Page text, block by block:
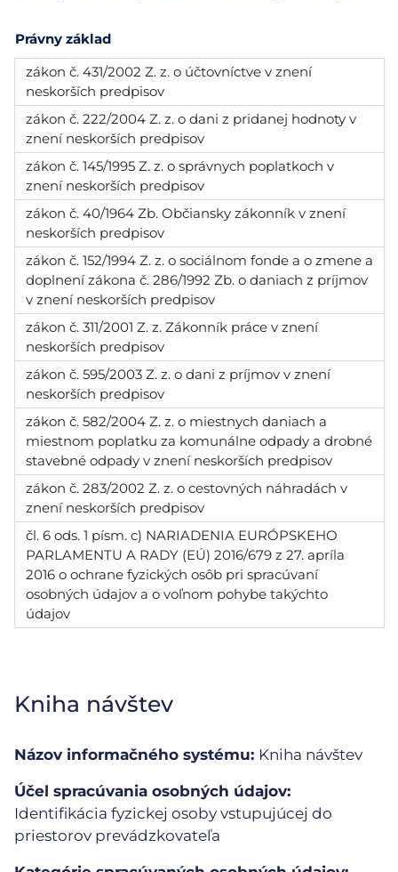
Právny základ
zákon č. 431/2002 Z. z. o účtovníctve v znení
neskorších predpisov
zákon č. 222/2004 Z. z. o dani z pridanej hodnoty v
znení neskorších predpisov
zákon č. 145/1995 Z. z. o správnych poplatkoch v
znení neskorších predpisov
zákon č. 40/1964 Zb. Občiansky zákonník v znení
neskorších predpisov
zákon č. 152/1994 Z. z. o sociálnom fonde a o zmene a
doplnení zákona č. 286/1992 Zb. o daniach z príjmov
v znení neskorších predpisov
zákon č. 311/2001 Z. z. Zákonník práce v znení
neskorších predpisov
zákon č. 595/2003 Z. z. o dani z príjmov v znení
neskorších predpisov
zákon č. 582/2004 Z. z. o miestnych daniach a
miestnom poplatku za komunálne odpady a drobné
stavebné odpady v znení neskorších predpisov
zákon č. 283/2002 Z. z. o cestovných náhradách v
znení neskorších predpisov
čl. 6 ods. 1 písm. c) NARIADENIA EURÓPSKEHO
PARLAMENTU A RADY (EÚ) 2016/679 z 27. apríla
2016 o ochrane fyzických osôb pri spracúvaní
osobných údajov a o voľnom pohybe takýchto
údajov
Kniha návštev
Názov informačného systému: Kniha návštev
Účel spracúvania osobných údajov:
Identifikácia fyzickej osoby vstupujúcej do
priestorov prevádzkovateľa